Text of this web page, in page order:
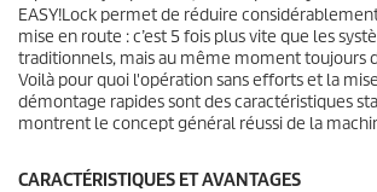
EASY!Lock permet de réduire
mise en route : c’est 5 fois plus vite que les
traditionnels, mais au même moment toujours
Voilà pour quoi l'opération sans efforts et la
démontage rapides sont des caractéristiques
montrent le concept général réussi de la
CARACTÉRISTIQUES ET AVANTAGES